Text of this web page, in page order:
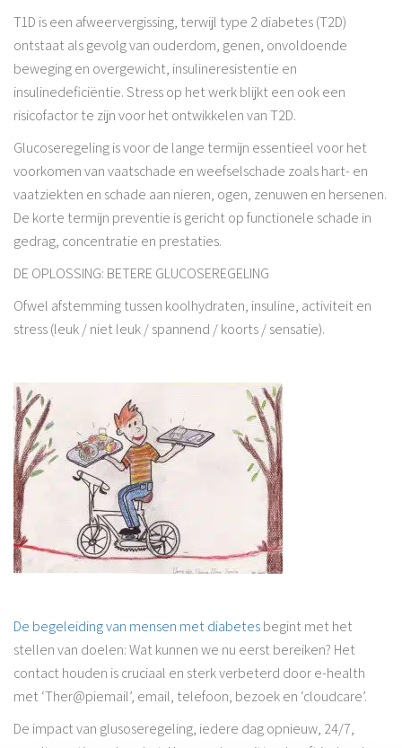
T1D is een afweervergissing, terwijl type 2 diabetes (T2D)
ontstaat als gevolg van ouderdom, genen, onvoldoende
beweging en overgewicht, insulineresistentie en
insulinedeficiëntie. Stress op het werk blijkt een ook een
risicofactor te zijn voor het ontwikkelen van T2D.
Glucoseregeling is voor de lange termijn essentieel voor het
voorkomen van vaatschade en weefselschade zoals hart- en
vaatziekten en schade aan nieren, ogen, zenuwen en hersenen.
De korte termijn preventie is gericht op functionele schade in
gedrag, concentratie en prestaties.
DE OPLOSSING: BETERE GLUCOSEREGELING
Ofwel afstemming tussen koolhydraten, insuline, activiteit en
stress (leuk / niet leuk / spannend / koorts / sensatie).
De begeleiding van mensen met diabetesbegint met het
stellen van doelen: Wat kunnen we nu eerst bereiken? Het
contact houden is cruciaal en sterk verbeterd door e-health
met ‘Ther@piemail’, email, telefoon, bezoek en ‘cloudcare’.
De impact van glusoseregeling, iedere dag opnieuw, 24/7,